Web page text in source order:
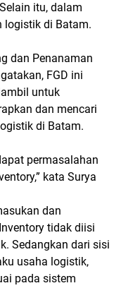
itu, dalam
logistik di Batam.
dan Penanaman
FGD ini
untuk
dan mencari
di Batam.
permasalahan
kata Surya
dan
tidak diisi
Sedangkan dari sisi
usaha logistik,
pada sistem